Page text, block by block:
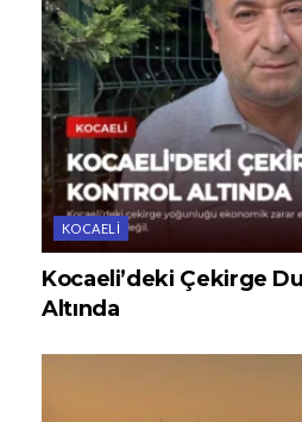
KOCAELI
Kocaeli’deki Çekirge
Altında